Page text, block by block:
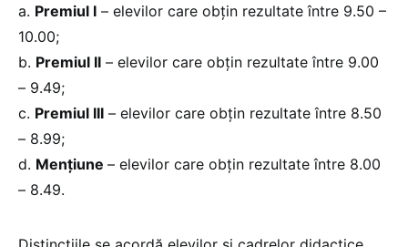
a. Premiul I – elevilor care obțin rezultate între 9.50 –
10.00;
b. Premiul II – elevilor care obțin rezultate între 9.00
– 9.49;
c. Premiul III – elevilor care obțin rezultate între 8.50
– 8.99;
d. Mențiune – elevilor care obțin rezultate între 8.00
– 8.49.